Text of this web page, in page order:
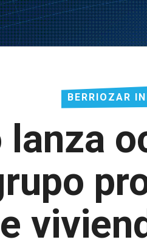
BERRIOZAR